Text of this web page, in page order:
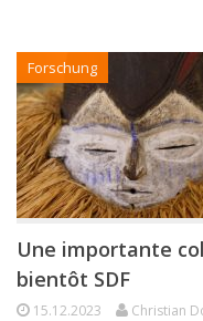
Forschung
Une importante
bientôt SDF
15.12.2023 Christian